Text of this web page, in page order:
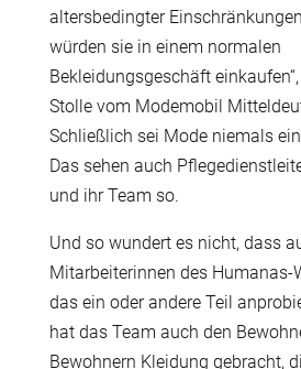
altersbedingter
würden sie in einem normalen
Bekleidungsgeschäft
Stolle vom Modemobil
Schließlich sei Mode niemals
Das sehen auch
und ihr Team so.
Und so wundert es nicht, dass
Mitarbeiterinnen des Humanas-
das ein oder andere Teil
hat das Team auch den
Bewohnern Kleidung gebracht,